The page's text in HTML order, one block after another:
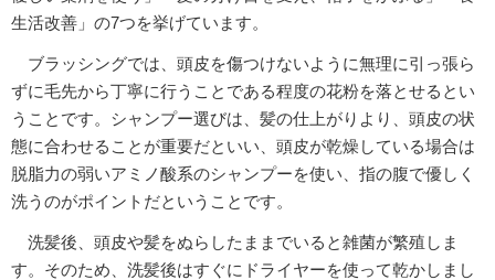
生活改善」の7つを挙げています。
ブラッシングでは、頭皮を傷つけないように無理に引っ張ら
ずに毛先から丁寧に行うことである程度の花粉を落とせるとい
うことです。シャンプー選びは、髪の仕上がりより、頭皮の状
態に合わせることが重要だといい、頭皮が乾燥している場合は
脱脂力の弱いアミノ酸系のシャンプーを使い、指の腹で優しく
洗うのがポイントだということです。
洗髪後、頭皮や髪をぬらしたままでいると雑菌が繁殖しま
す。そのため、洗髪後はすぐにドライヤーを使って乾かしまし